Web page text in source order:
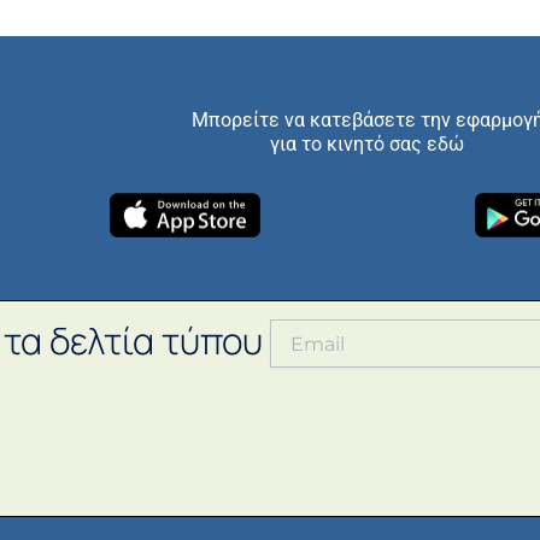
Μπορείτε να κατεβάσετε την
για το κινητό σας εδώ
δελτία τύπου